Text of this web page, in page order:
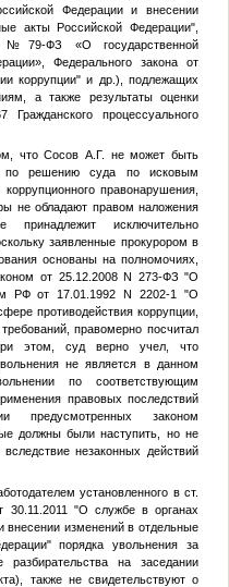
Федерации и внесении
акты Российской Федерации",
№79-ФЗ «О государственной
Федерального закона от
коррупции" и др.), подлежащих
а также результаты оценки
процессуального
что Сосов А.Г. не может быть
по решению суда по исковым
правонарушения,
не обладают правом наложения
принадлежит исключительно
заявленные прокурором в
основаны на полномочиях,
от 25.12.2008 N 273-ФЗ "О
РФ от 17.01.1992 N 2202-1 "О
противодействия коррупции,
правомерно посчитал
этом, суд верно учел, что
не является в данном
по соответствующим
правовых последствий
предусмотренных законом
должны были наступить, но не
незаконных действий
установленного в ст.
30.11.2011 "О службе в органах
внесении изменений в отдельные
порядка увольнения за
разбирательства на заседании
также не свидетельствуют о